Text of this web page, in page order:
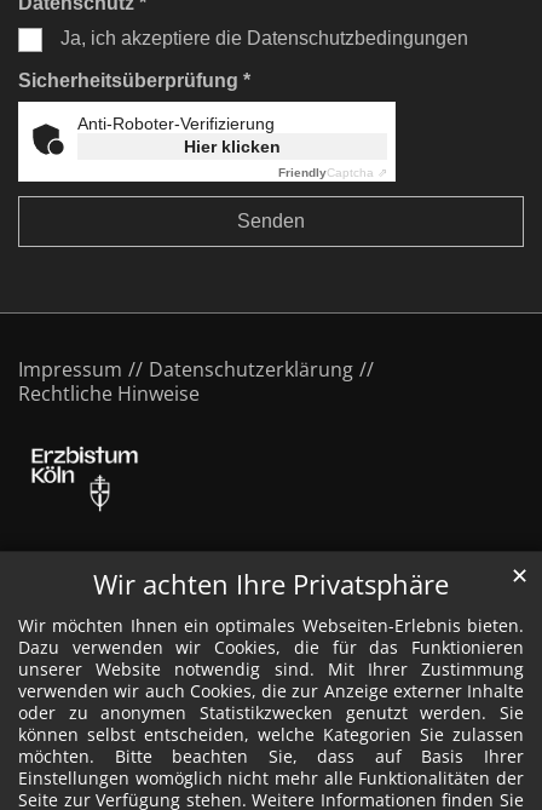
Wir achten Ihre Privatsphäre
Wir möchten Ihnen ein optimales Webseiten-Erlebnis bieten.
Dazu verwenden wir Cookies, die für das Funktionieren
unserer Website notwendig sind. Mit Ihrer Zustimmung
verwenden wir auch Cookies, die zur Anzeige externer Inhalte
oder zu anonymen Statistikzwecken genutzt werden. Sie
können selbst entscheiden, welche Kategorien Sie zulassen
möchten. Bitte beachten Sie, dass auf Basis Ihrer
Einstellungen womöglich nicht mehr alle Funktionalitäten der
Seite zur Verfügung stehen. Weitere Informationen finden Sie
✕
Ja, ich akzeptiere die Datenschutzbedingungen
Sicherheitsüberprüfung *
Anti-Roboter-Verifizierung
Hier klicken
FriendlyCaptcha ⇗
Impressum
Datenschutzerklärung
Rechtliche Hinweise